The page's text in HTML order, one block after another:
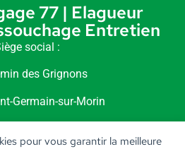
pour vous garantir la meilleure
77 | Elagueur
Entretien
social :
des Grignons
Germain-sur-Morin